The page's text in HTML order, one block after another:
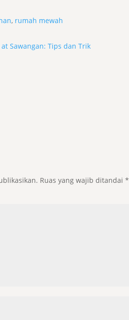
, rumah mewah
Sawangan: Tips dan Trik
Ruas yang wajib ditandai*